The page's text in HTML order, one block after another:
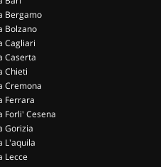
Bergamo
Bolzano
Cagliari
Caserta
Chieti
Cremona
Ferrara
Forli' Cesena
Gorizia
L'aquila
Lecce